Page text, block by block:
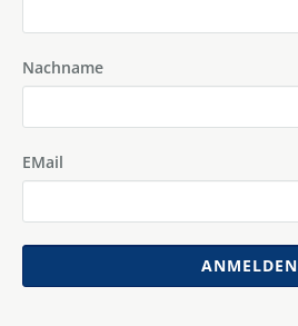
Nachname
EMail
ANMELDEN